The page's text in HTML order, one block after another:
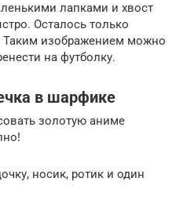
лапками и хвост
Осталось только
Таким изображением можно
на футболку.
в шарфике
золотую аниме
носик, ротик и один